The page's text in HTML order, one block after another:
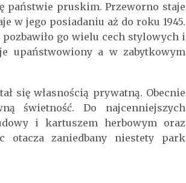
państwie pruskim. Przeworno staje
w jego posiadaniu aż do roku 1945.
go wielu cech stylowych i
upaństwowiony a w zabytkowym
się własnością prywatną. Obecnie
świetność. Do najcenniejszych
i kartuszem herbowym oraz
otacza zaniedbany niestety park